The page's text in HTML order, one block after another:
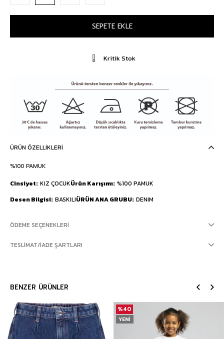
Kritik Stok
ÜRÜN ÖZELLIKLERI
%100 PAMUK
Cinsiyet KIZ ÇOCUKÜrün Karışımı %100 PAMUK
Desen Bilgisi BASKILIÜRÜN ANA GRUBU DENIM
ÖDEME SEÇENEKLERI
TESLIMAT/İADE ŞARTLARI
BENZER ÜRÜNLER
%40
YENI